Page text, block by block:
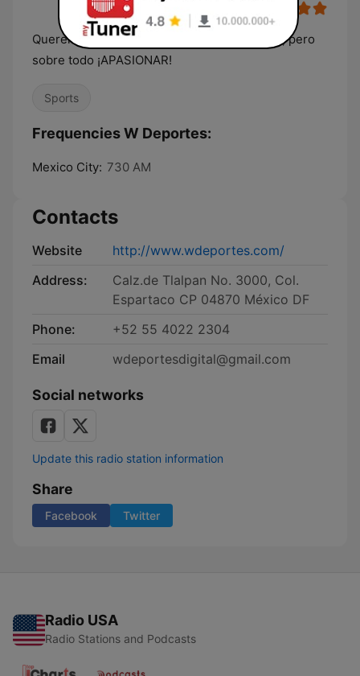
Queremos informar, entretener y emocionar, pero
sobre todo ¡APASIONAR!
Sports
Frequencies W Deportes:
Mexico City: 730 AM
Contacts
Website
http://www.wdeportes.com/
Address:
Calz.de Tlalpan No. 3000, Col.
Espartaco CP 04870 México DF
Phone:
+52 55 4022 2304
Email
wdeportesdigital@gmail.com
Social networks
Update this radio station information
Share
Facebook Twitter
Radio USA
Radio Stations and Podcasts